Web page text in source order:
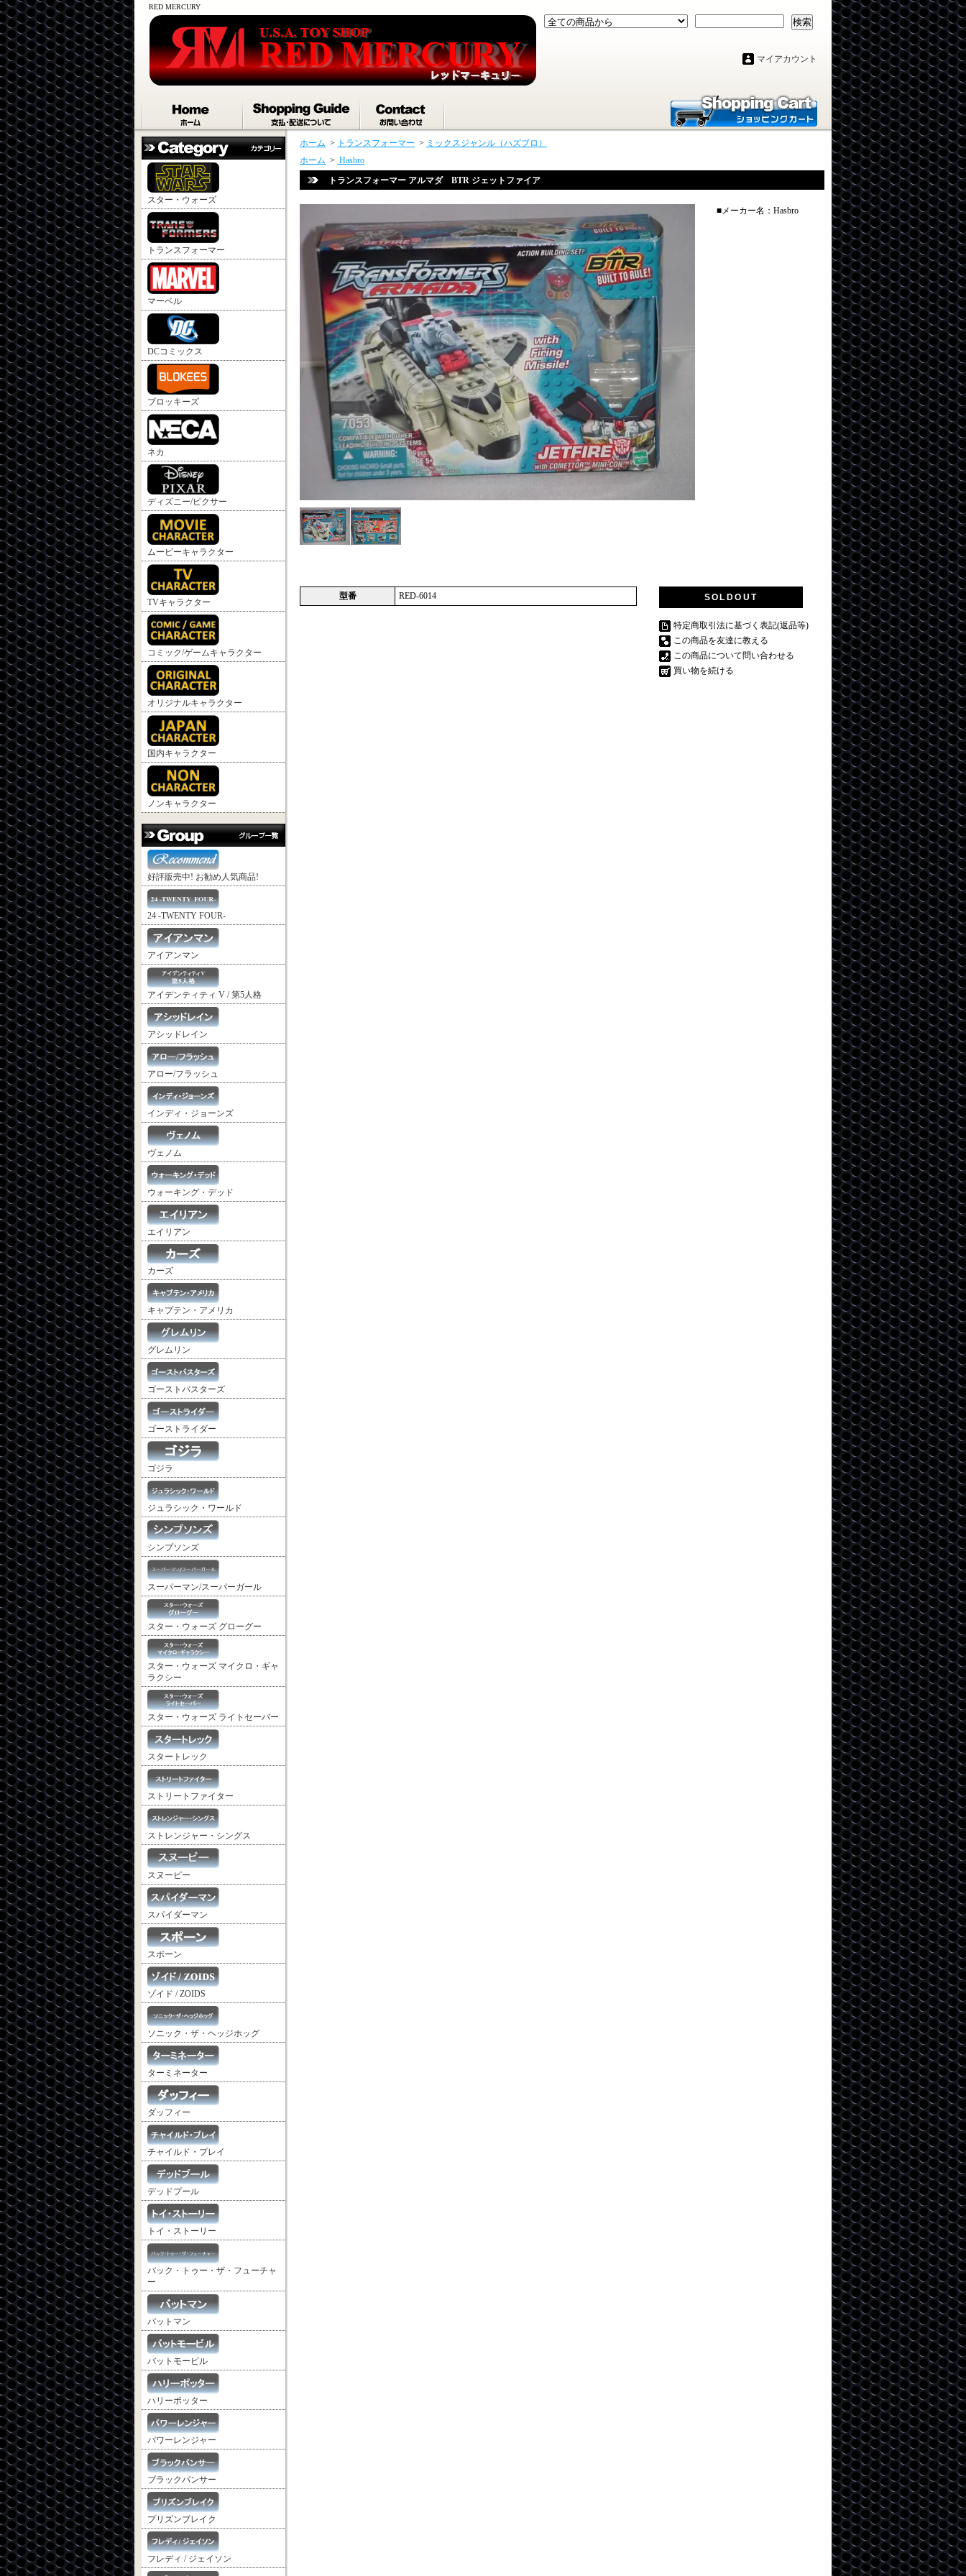
RED MERCURY
検索
マイアカウント
スター・ウォーズ
トランスフォーマー
マーベル
DCコミックス
ブロッキーズ
ネカ
ディズニー/ピクサー
ムービーキャラクター
TVキャラクター
コミック/ゲームキャラクター
オリジナルキャラクター
国内キャラクター
ノンキャラクター
好評販売中! お勧め人気商品!
24 -TWENTY FOUR-
アイアンマン
アイデンティティ V / 第5人格
アシッドレイン
アロー/フラッシュ
インディ・ジョーンズ
ヴェノム
ウォーキング・デッド
エイリアン
カーズ
キャプテン・アメリカ
グレムリン
ゴーストバスターズ
ゴーストライダー
ゴジラ
ジュラシック・ワールド
シンプソンズ
スーパーマン/スーパーガール
スター・ウォーズ グローグー
スター・ウォーズ マイクロ・ギャ
ラクシー
スター・ウォーズ ライトセーバー
スタートレック
ストリートファイター
ストレンジャー・シングス
スヌーピー
スパイダーマン
スポーン
ゾイド / ZOIDS
ソニック・ザ・ヘッジホッグ
ターミネーター
ダッフィー
チャイルド・プレイ
デッドプール
トイ・ストーリー
バック・トゥー・ザ・フューチャ
ー
バットマン
バットモービル
ハリーポッター
パワーレンジャー
ブラックパンサー
プリズンブレイク
フレディ / ジェイソン
ホーム > トランスフォーマー > ミックスジャンル（ハズブロ）
ホーム > Hasbro
トランスフォーマー アルマダ BTR ジェットファイア
■メーカー名：Hasbro
型番 RED-6014 SOLDOUT
特定商取引法に基づく表記(返品等)
この商品を友達に教える
この商品について問い合わせる
買い物を続ける